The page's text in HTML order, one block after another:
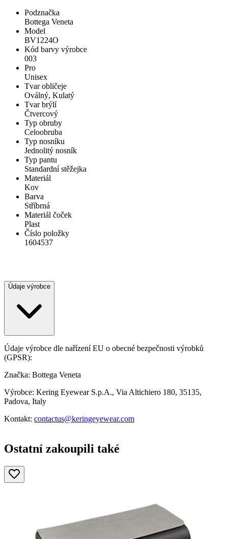
Podznačka
Bottega Veneta
Model
BV1224O
Kód barvy výrobce
003
Pro
Unisex
Tvar obličeje
Oválný, Kulatý
Tvar brýlí
Čtvercový
Typ obruby
Celoobruba
Typ nosníku
Jednolitý nosník
Typ pantu
Standardní stěžejka
Materiál
Kov
Barva
Stříbrná
Materiál čoček
Plast
Číslo položky
1604537
Údaje výrobce
Údaje výrobce dle nařízení EU o obecné bezpečnosti výrobků
(GPSR):
Značka: Bottega Veneta
Výrobce: Kering Eyewear S.p.A., Via Altichiero 180, 35135,
Padova, Italy
Kontakt: contactus@keringeyewear.com
Ostatní zakoupili také